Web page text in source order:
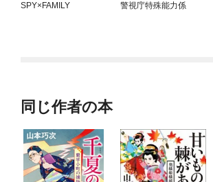
SPY×FAMILY 警視庁特殊能力係
同じ作者の本